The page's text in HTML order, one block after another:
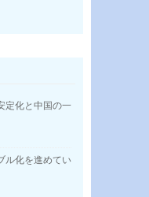
定化と中国の一
ル化を進めてい